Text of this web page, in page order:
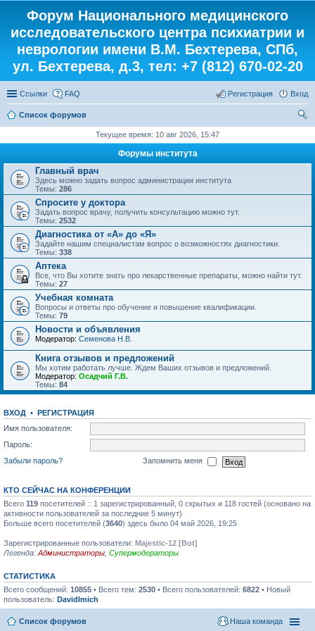
Форум Национального медицинского
исследовательского центра психиатрии и
неврологии имени В.М. Бехтерева, СПб,
ул. Бехтерева, д.3, тел: +7 (812) 670-02-20
Ссылки FAQ Вход
Регистрация
Список форумов
Текущее время: 10 авг 2026, 15:47
Форумы института
Главный врач
Здесь можно задать вопрос администрации института
Темы: 286
Спросите у доктора
Задать вопрос врачу, получить консультацию можно тут.
Темы: 2532
Диагностика от «А» до «Я»
Задайте нашим специалистам вопрос о возможностях диагностики.
Темы: 338
Аптека
Все, что Вы хотите знать про лекарственные препараты, можно найти тут.
Темы: 27
Учебная комната
Вопросы и ответы про обучение и повышение квалификации.
Темы: 79
Новости и объявления
Модератор: Семенова Н.В.
Книга отзывов и предложений
Мы хотим работать лучше. Ждем Ваших отзывов и предложений.
Модератор: Осадчий Г.В.
Темы: 84
ВХОД • РЕГИСТРАЦИЯ
Имя пользователя:
Пароль:
Забыли пароль?
Запомнить меня
КТО СЕЙЧАС НА КОНФЕРЕНЦИИ
Всего 119 посетителей :: 1 зарегистрированный, 0 скрытых и 118 гостей (основано на
активности пользователей за последние 5 минут)
Больше всего посетителей (3640) здесь было 04 май 2026, 19:25
Зарегистрированные пользователи: Majestic-12 [Bot]
Легенда: Администраторы Супермодераторы
СТАТИСТИКА
Всего сообщений: 10855 • Всего тем: 2530 • Всего пользователей: 6822 • Новый
пользователь: DavidImich
Список форумов Наша команда